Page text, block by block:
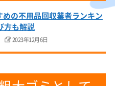
めの不用品回収業者ランキン
方も解説
2023年12月6日